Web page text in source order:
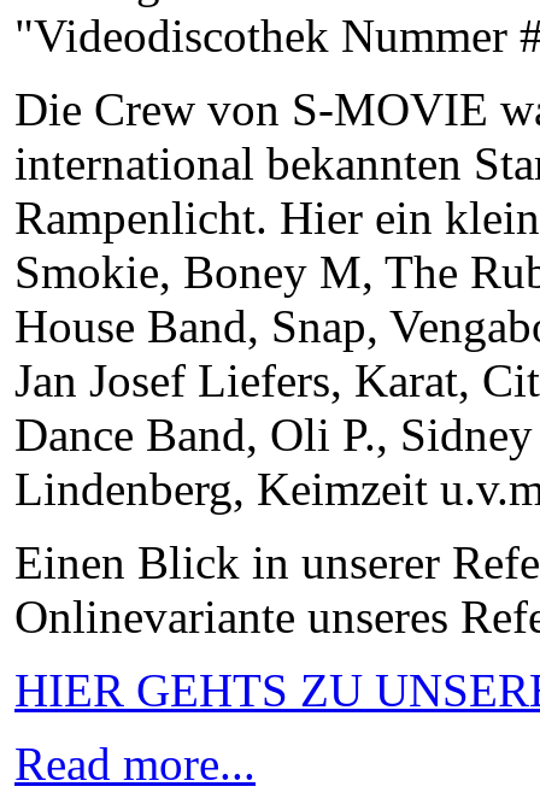
"Videodiscothek Nummer
Die Crew von S-MOVIE
international bekannten
Rampenlicht. Hier ein
Smokie, Boney M, The
House Band, Snap,
Jan Josef Liefers, Karat,
Dance Band, Oli P.,
Lindenberg, Keimzeit
Einen Blick in unserer
Onlinevariante unseres
HIER GEHTS ZU
Read more...